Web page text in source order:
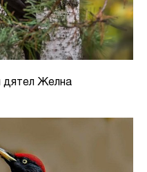
дятел Желна